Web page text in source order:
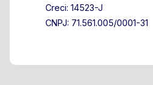
Creci: 14523-J
CNPJ: 71.561.005/0001-31